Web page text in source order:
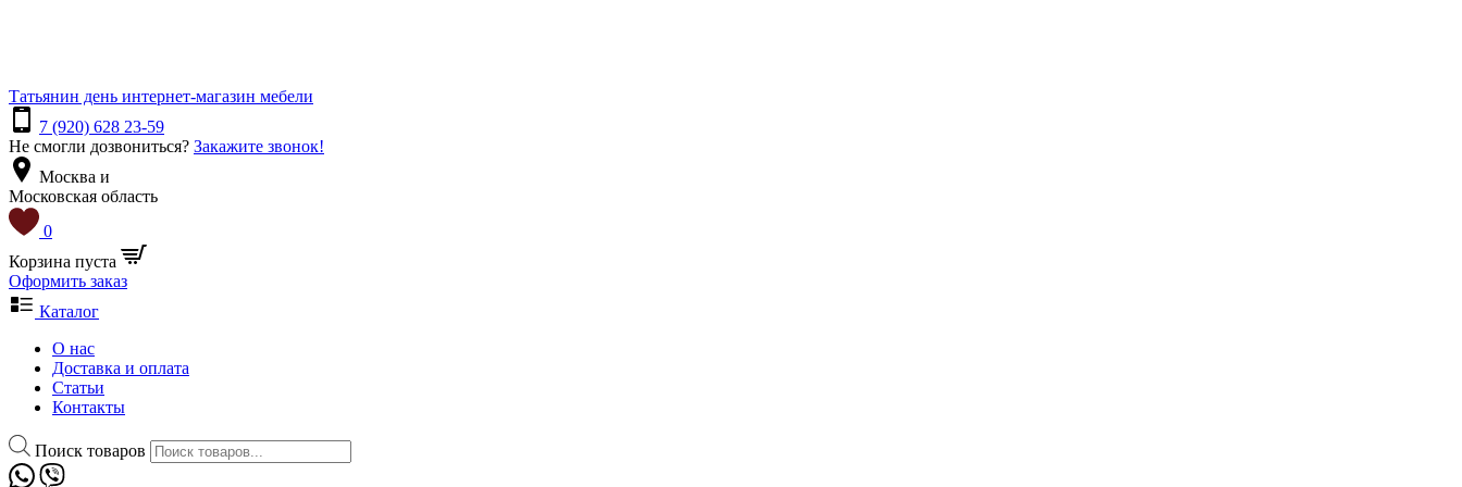
Татьянин день интернет-магазин мебели
7 (920) 628 23-59
Не смогли дозвониться? Закажите звонок!
Москва и
Московская область
0
Корзина пуста
Оформить заказ
Каталог
О нас
Доставка и оплата
Статьи
Контакты
Поиск товаров